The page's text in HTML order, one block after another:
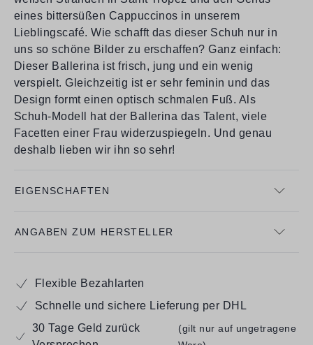
eines bittersüßen Cappuccinos in unserem
Lieblingscafé. Wie schafft das dieser Schuh nur in
uns so schöne Bilder zu erschaffen? Ganz einfach:
Dieser Ballerina ist frisch, jung und ein wenig
verspielt. Gleichzeitig ist er sehr feminin und das
Design formt einen optisch schmalen Fuß. Als
Schuh-Modell hat der Ballerina das Talent, viele
Facetten einer Frau widerzuspiegeln. Und genau
deshalb lieben wir ihn so sehr!
EIGENSCHAFTEN
ANGABEN ZUM HERSTELLER
Flexible Bezahlarten
Schnelle und sichere Lieferung per DHL
30 Tage Geld zurück
(gilt nur auf ungetragene